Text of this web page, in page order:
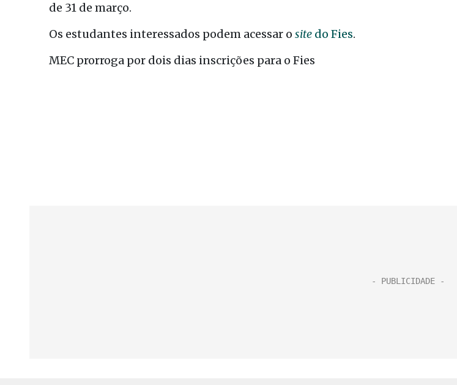
de 31 de março.
Os estudantes interessados podem acessar o site do Fies.
MEC prorroga por dois dias inscrições para o Fies